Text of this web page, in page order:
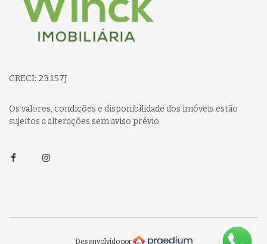
CRECI: 23.157J
Os valores, condições e disponibilidade dos imóveis estão
sujeitos a alterações sem aviso prévio.
FacebookInstagram
Desenvolvido por